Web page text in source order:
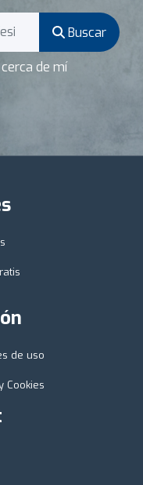
Buscar
de mí
de uso
Cookies